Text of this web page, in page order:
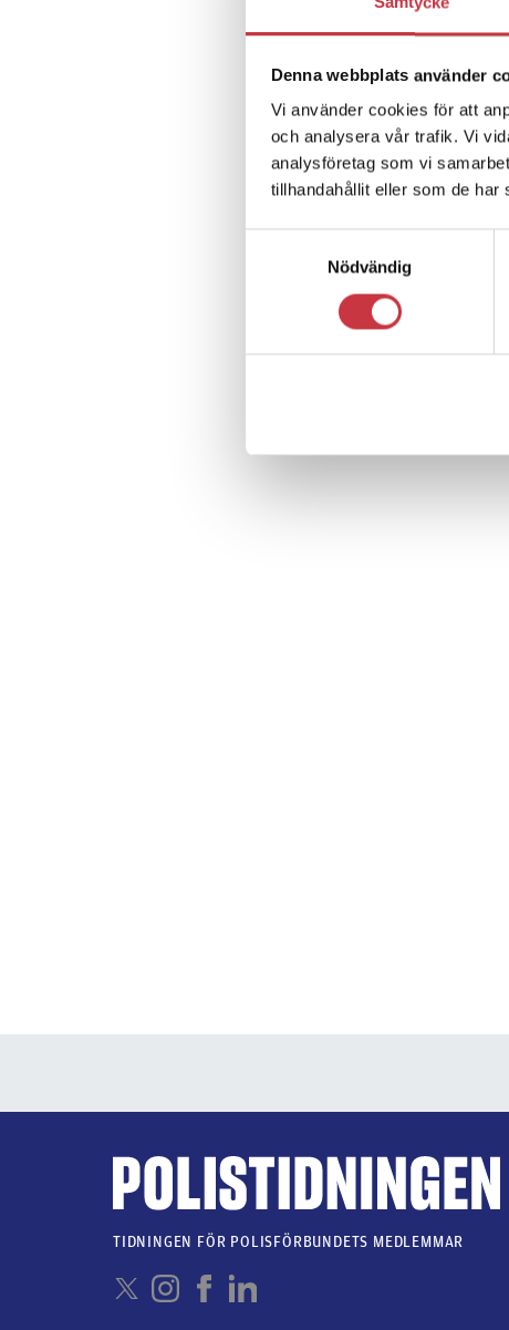
Denna webbplats använder
Vi använder cookies för att
och analysera vår trafik. Vi
analysföretag som vi
tillhandahållit eller som de har
Nödvändig
TIDNINGEN FÖR POLISFÖRBUNDETS MEDLEMMAR